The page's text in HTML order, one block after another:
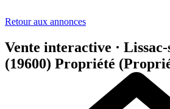
Retour aux annonces
Vente interactive ·
(19600) Propriété